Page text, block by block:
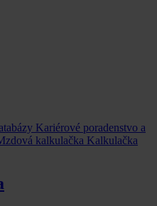
Kariérové poradenstvo a
kalkulačka Kalkulačka